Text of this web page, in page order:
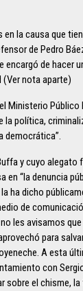
la causa que
de Pedro
encargó de hacer
nota aparte)
Ministerio
la política,
democrática”.
y cuyo alegato
en “la denuncia
ha dicho
de
les avisamos
para
A esta
con
sobre el chisme,